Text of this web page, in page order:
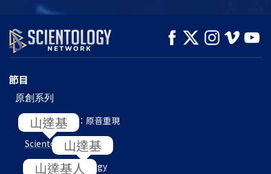
觀看 探索系列節目
節目
原創系列
L. 羅恩 賀伯特：原音重現
Scientology 內部
目的地：Scientology